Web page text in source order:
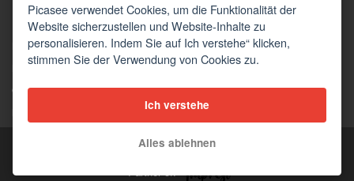
KONTAKTE
Kontakte
Kontaktformular
Großhandel
Copyright © 2026 Picasee
Partner of:
Picasee verwendet Cookies, um die Funktionalität der
Website sicherzustellen und Website-Inhalte zu
personalisieren. Indem Sie auf Ich verstehe“ klicken,
stimmen Sie der Verwendung von Cookies zu.
Ich verstehe
Alles ablehnen